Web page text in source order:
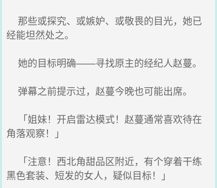
那些或探究、或嫉妒、或敬畏的目光，她已
经能坦然处之。
她的目标明确——寻找原主的经纪人赵蔓。
弹幕之前提示过，赵蔓今晚也可能出席。
「姐妹！开启雷达模式！赵蔓通常喜欢待在
角落观察！」
「注意！西北角甜品区附近，有个穿着干练
黑色套装、短发的女人，疑似目标！」